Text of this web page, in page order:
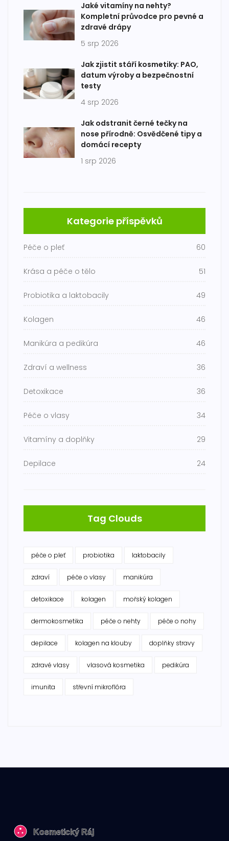
Jaké vitamíny na nehty?
Kompletní průvodce pro pevné a
zdravé drápy
5 srp 2026
Jak zjistit stáří kosmetiky: PAO,
datum výroby a bezpečnostní
testy
4 srp 2026
Jak odstranit černé tečky na
nose přírodně: Osvědčené tipy a
domácí recepty
1 srp 2026
Kategorie příspěvků
Péče o pleť 60
Krása a péče o tělo 51
Probiotika a laktobacily 49
Kolagen 46
Manikúra a pedikúra 46
Zdraví a wellness 36
Detoxikace 36
Péče o vlasy 34
Vitamíny a doplňky 29
Depilace 24
Tag Clouds
péče o pleť probiotika laktobacily
zdraví péče o vlasy manikúra
detoxikace kolagen mořský kolagen
dermokosmetika péče o nehty péče o nohy
depilace kolagen na klouby doplňky stravy
zdravé vlasy vlasová kosmetika pedikúra
imunita střevní mikroflóra